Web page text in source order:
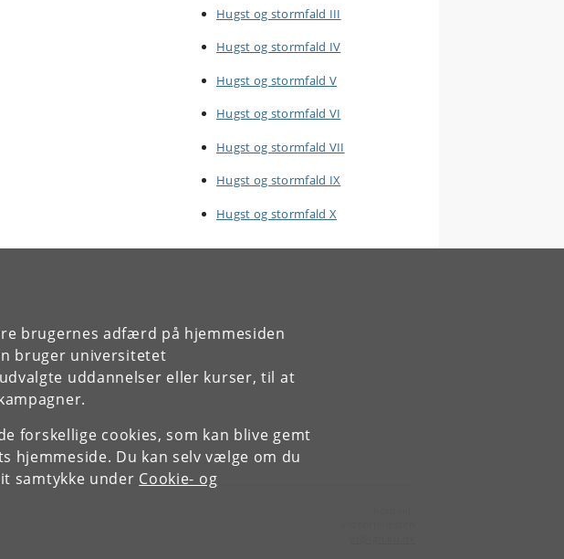
brugernes adfærd på hjemmesiden
bruger universitetet
uddannelser eller kurser, til at
forskellige cookies, som kan blive gemt
Du kan selv vælge om du
samtykke under Cookie- og
Hugst og stormfald III
Hugst og stormfald IV
Hugst og stormfald V
Hugst og stormfald VI
Hugst og stormfald VII
Hugst og stormfald IX
Hugst og stormfald X